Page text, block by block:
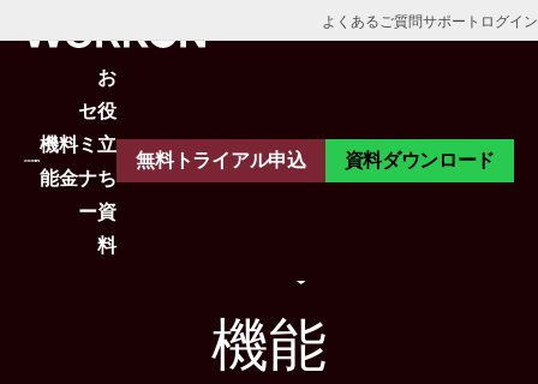
よくあるご質問サポート ログイン
機
能
AIアシスタント
料
金
セ
ミ
ナ
ー
お
役
立
ち
資
料
無料トライアル申込 資料ダウンロード
機能一覧
WorkOnのすべての
機能